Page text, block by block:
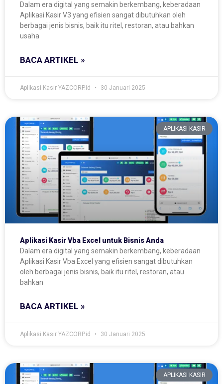
Dalam era digital yang semakin berkembang, keberadaan
Aplikasi Kasir V3 yang efisien sangat dibutuhkan oleh
berbagai jenis bisnis, baik itu ritel, restoran, atau bahkan
usaha
BACA ARTIKEL »
Aplikasi Kasir YAZCORP.id 30 Januari 2025
APLIKASI KASIR
Aplikasi Kasir Vba Excel untuk Bisnis Anda
Dalam era digital yang semakin berkembang, keberadaan
Aplikasi Kasir Vba Excel yang efisien sangat dibutuhkan
oleh berbagai jenis bisnis, baik itu ritel, restoran, atau
bahkan
BACA ARTIKEL »
Aplikasi Kasir YAZCORP.id 30 Januari 2025
APLIKASI KASIR